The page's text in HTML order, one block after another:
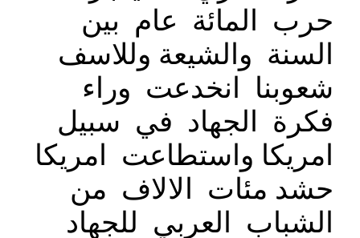
حرب المائة عام بين
السنة والشيعة وللاسف
شعوبنا انخدعت وراء
فكرة الجهاد في سبيل
امريكا واستطاعت امريكا
حشد مئات الالاف من
الشباب العربي للجهاد